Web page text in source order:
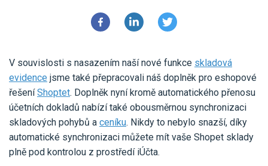
Online účetnictví
Online fakturace
Propojení s bankou
Účetní a manažerské reporty
Ceník a sklady
Ceník
Účetní služby
Pro uživatele iÚčto
Poptávka účetních služeb
Ceník účetních služeb
Pro koho je určené
Pro firmy
Pro živnostníky
VYZKOUŠET ZDARMA
V souvislosti s nasazením naší nové funkce skladová
evidence jsme také přepracovali náš doplněk pro eshopové
řešeníShoptet. Doplněk nyní kromě automatického přenosu
účetních dokladů nabízí také obousměrnou synchronizaci
skladových pohybů a ceníku. Nikdy to nebylo snazší, díky
automatické synchronizaci můžete mít vaše Shopet sklady
plně pod kontrolou z prostředí iÚčta.